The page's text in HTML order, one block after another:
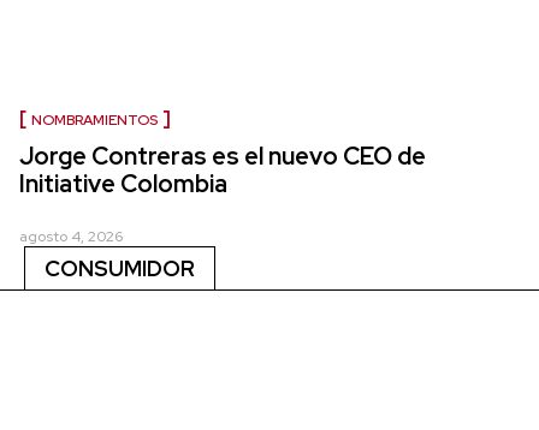
NOMBRAMIENTOS
Jorge Contreras es el nuevo CEO de
Initiative Colombia
agosto 4, 2026
CONSUMIDOR